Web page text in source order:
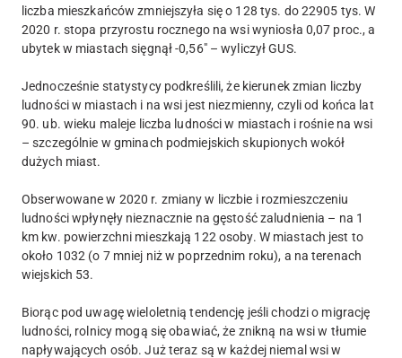
liczba mieszkańców zmniejszyła się o 128 tys. do 22905 tys. W
2020 r. stopa przyrostu rocznego na wsi wyniosła 0,07 proc., a
ubytek w miastach sięgnął -0,56" – wyliczył GUS.
Jednocześnie statystycy podkreślili, że kierunek zmian liczby
ludności w miastach i na wsi jest niezmienny, czyli od końca lat
90. ub. wieku maleje liczba ludności w miastach i rośnie na wsi
– szczególnie w gminach podmiejskich skupionych wokół
dużych miast.
Obserwowane w 2020 r. zmiany w liczbie i rozmieszczeniu
ludności wpłynęły nieznacznie na gęstość zaludnienia – na 1
km kw. powierzchni mieszkają 122 osoby. W miastach jest to
około 1032 (o 7 mniej niż w poprzednim roku), a na terenach
wiejskich 53.
Biorąc pod uwagę wieloletnią tendencję jeśli chodzi o migrację
ludności, rolnicy mogą się obawiać, że znikną na wsi w tłumie
napływających osób. Już teraz są w każdej niemal wsi w